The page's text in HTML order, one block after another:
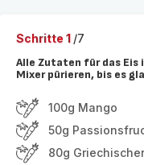
Schritte 1 /7
Alle Zutaten für das Eis
Mixer pürieren, bis es
100g Mango
50g
80g